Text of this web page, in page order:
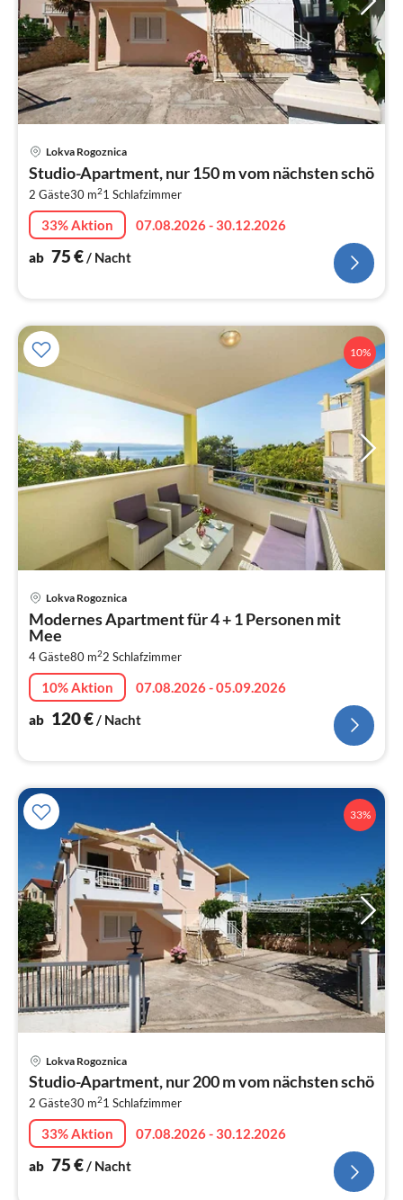
Lokva Rogoznica
Studio-Apartment, nur 150 m vom nächsten schö
2 Gäste30 m21 Schlafzimmer
33% Aktion
07.08.2026 - 30.12.2026
ab 75€/ Nacht
10%
Lokva Rogoznica
Modernes Apartment für 4 + 1 Personen mit
Mee
4 Gäste80 m22 Schlafzimmer
10% Aktion
07.08.2026 - 05.09.2026
ab 120€/ Nacht
33%
Lokva Rogoznica
Studio-Apartment, nur 200 m vom nächsten schö
2 Gäste30 m21 Schlafzimmer
33% Aktion
07.08.2026 - 30.12.2026
ab 75€/ Nacht